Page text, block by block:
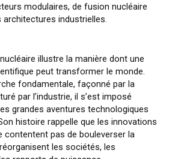
modulaires, de fusion nucléaire
architectures industrielles.
illustre la manière dont une
peut transformer le monde.
fondamentale, façonné par la
par l’industrie, il s’est imposé
grandes aventures technologiques
histoire rappelle que les innovations
contentent pas de bouleverser la
les sociétés, les